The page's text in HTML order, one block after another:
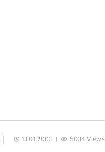
13.01.2003 | 5034 Views